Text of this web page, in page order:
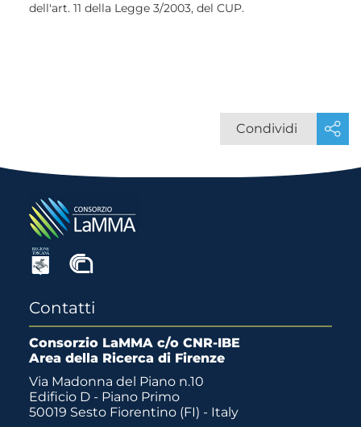
dell'art. 11 della Legge 3/2003, del CUP.
Condividi
Contatti
Consorzio LaMMA c/o CNR-IBE
Area della Ricerca di Firenze
Via Madonna del Piano n.10
Edificio D - Piano Primo
50019 Sesto Fiorentino (FI) - Italy